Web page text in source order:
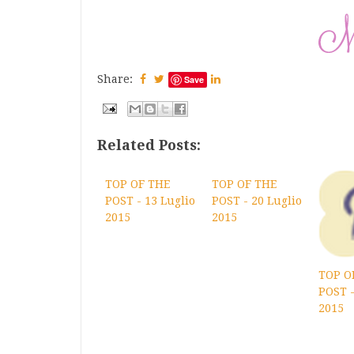
Share: Save
Related Posts:
TOP OF THE
POST - 13 Luglio
2015
TOP OF THE
POST - 20 Luglio
2015
TOP
POST
2015